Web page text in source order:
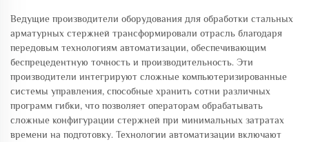
Ведущие производители оборудования для обработки стальных
арматурных стержней трансформировали отрасль благодаря
передовым технологиям автоматизации, обеспечивающим
беспрецедентную точность и производительность. Эти
производители интегрируют сложные компьютеризированные
системы управления, способные хранить сотни различных
программ гибки, что позволяет операторам обрабатывать
сложные конфигурации стержней при минимальных затратах
времени на подготовку. Технологии автоматизации включают